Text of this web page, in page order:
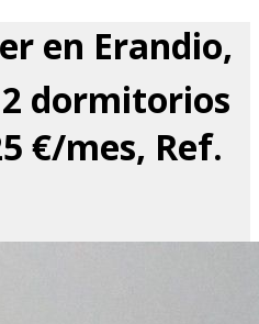
en Erandio,
dormitorios
€/mes, Ref.